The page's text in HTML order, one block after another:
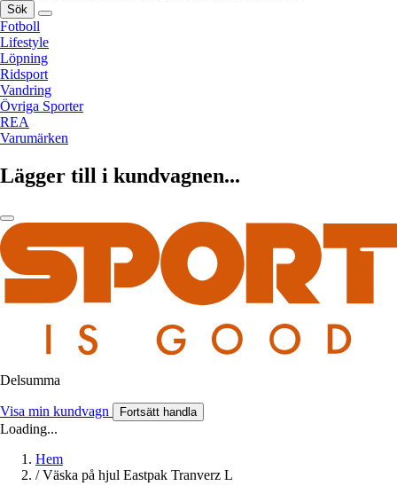
Sök
Fotboll
Lifestyle
Löpning
Ridsport
Vandring
Övriga Sporter
REA
Varumärken
Lägger till i kundvagnen...
Delsumma
Visa min kundvagn Fortsätt handla
Loading...
Hem
/ Väska på hjul Eastpak Tranverz L